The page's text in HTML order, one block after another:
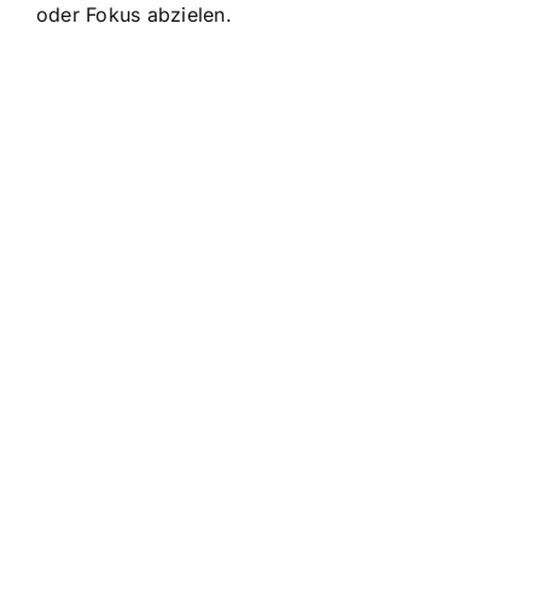
oder Fokus abzielen.